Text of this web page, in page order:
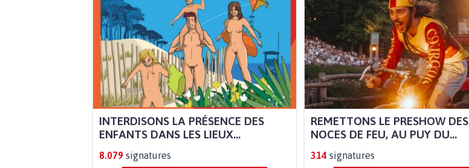
INTERDISONS LA PRÉSENCE DES
ENFANTS DANS LES LIEUX...
8.079 signatures
REMETTONS LE PRESHOW DES
NOCES DE FEU, AU PUY DU...
314 signatures